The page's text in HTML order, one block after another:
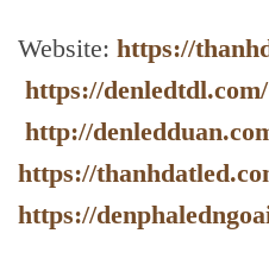
Website: https://
https://denledtdl.com/
http://
https://
https://